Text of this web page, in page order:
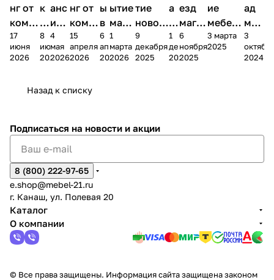
нг от
комп
ании
Мело
17
июня
2026
к
и
д
к
2
8
июня
2026
анс
ия в
Чеб
окс
4
мая
2026
нг от
комп
ании
Мело
15
апреля
2026
ы
в
М
А
6
апреля
2026
ытие
мага
зина
в
1
марта
2026
тие
новог
о
магаз
9
декабря
2025
а
к
а
н
1
декабря
2025
езд
магаз
ина в
г.
6
ноября
2025
ие
мебель
ного
салона
3 марта
2025
ад
меб
ели
пер
3
2024
Назад к списку
Подписаться на новости и акции
8 (800) 222-97-65
e.shop@mebel-21.ru
г. Канаш, ул. Полевая 20
Каталог
О компании
© Все права защищены. Информация сайта защищена законом